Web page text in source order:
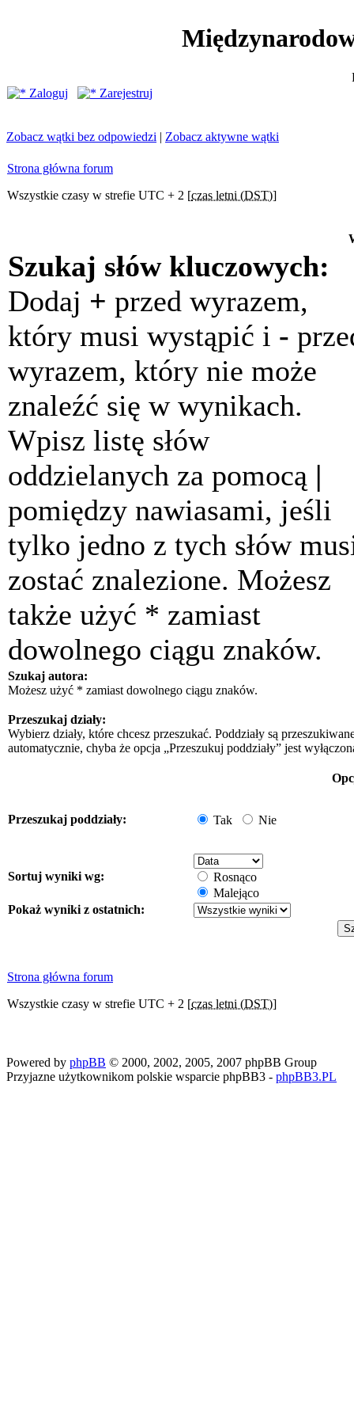
Zaloguj
Zarejestruj
Zobacz wątki bez odpowiedzi | Zobacz aktywne wątki
Strona główna forum
Wszystkie czasy w strefie UTC + 2 [czas letni (DST)]
Szukaj słów kluczowych:
Dodaj + przed wyrazem,
który musi wystąpić i -
wyrazem, który nie może
znaleźć się w wynikach.
Wpisz listę słów
oddzielanych za pomocą |
pomiędzy nawiasami, jeśli
tylko jedno z tych słów
zostać znalezione. Możesz
także użyć * zamiast
dowolnego ciągu znaków.
Szukaj autora:
Możesz użyć * zamiast dowolnego ciągu znaków.
Przeszukaj działy:
Wybierz działy, które chcesz przeszukać. Poddziały są
automatycznie, chyba że opcja „Przeszukuj poddziały” jest
Przeszukaj poddziały: Tak Nie
Sortuj wyniki wg:
Rosnąco
Malejąco
Pokaż wyniki z ostatnich:
Strona główna forum
Wszystkie czasy w strefie UTC + 2 [czas letni (DST)]
Powered by phpBB © 2000, 2002, 2005, 2007 phpBB Group
Przyjazne użytkownikom polskie wsparcie phpBB3 - phpBB3.PL